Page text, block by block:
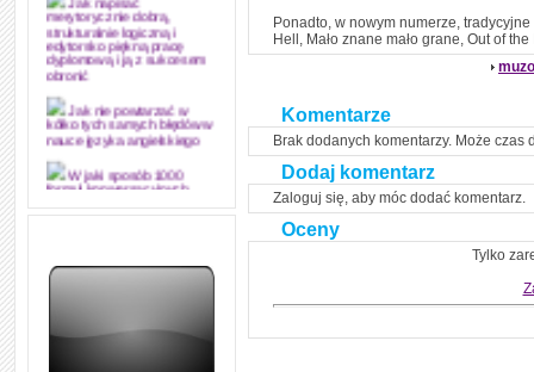
Jak napisać
merytorycznie dobrą,
strukturalnie logiczną i
edytorsko piękną pracę
dyplomową i ją z sukcesem
obronić
Jak nie powtarzać w
kółko tych samych błędów w
nauce języka angielskiego
W jaki sposób 1000
formuł konwersacyjnych
pozwoli Ci opanować język
Angielskie przyimki
zapamiętasz
Ponadto, w nowym numerze,
Hell, Mało znane mało grane, Out of
Komentarze
Brak dodanych komentarzy. Może czas
Dodaj komentarz
Zaloguj się, aby móc dodać komentarz.
Oceny
Tylko